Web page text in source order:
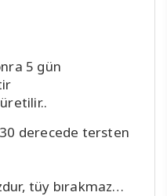
5 gün
derecede tersten
tüy bırakmaz…